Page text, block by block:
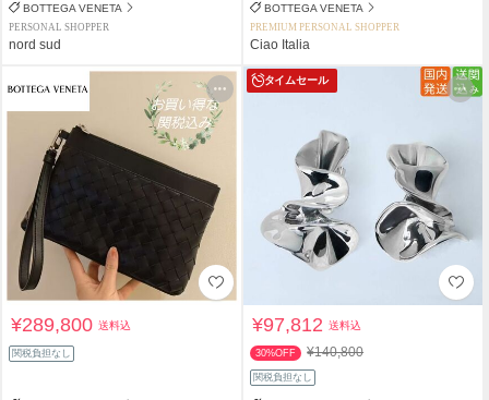
BOTTEGA VENETA
PERSONAL SHOPPER
nord sud
BOTTEGA VENETA
PREMIUM PERSONAL SHOPPER
Ciao Italia
¥289,800送料込
関税負担なし
タイムセール
¥97,812送料込
30%OFF ¥140,800
関税負担なし